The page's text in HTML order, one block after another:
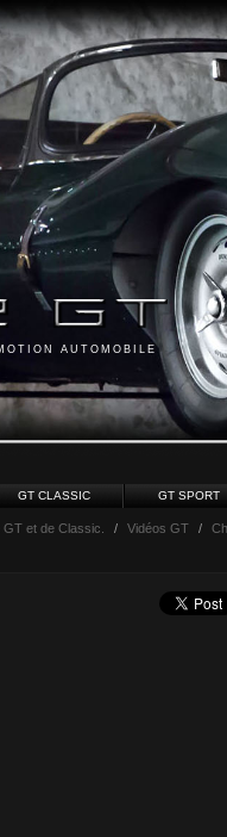
AUTOMOBILE
GT CLASSIC GT SPORT
et de Classic. / Vidéos GT /